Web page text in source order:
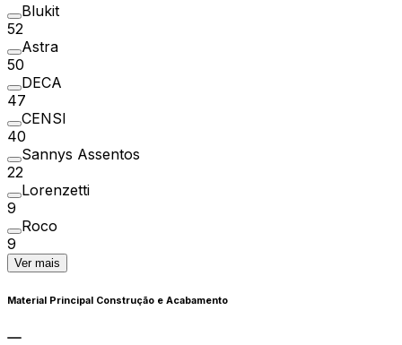
Blukit
52
Astra
50
DECA
47
CENSI
40
Sannys Assentos
22
Lorenzetti
9
Roco
9
Ver mais
Material Principal Construção e Acabamento